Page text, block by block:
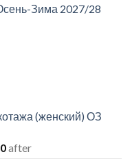
Зима 2027/28
(женский) ОЗ
Текущая
after